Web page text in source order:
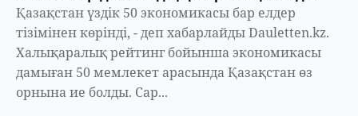
Қазақстан үздік 50 экономикасы бар елдер
тізімінен көрінді, - деп хабарлайды Dauletten.kz.
Халықаралық рейтинг бойынша экономикасы
дамыған 50 мемлекет арасында Қазақстан өз
орнына ие болды. Сар...